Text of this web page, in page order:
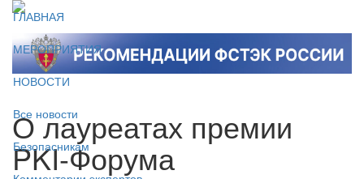
ГЛАВНАЯ
МЕРОПРИЯТИЯ
НОВОСТИ
Все новости
Безопасникам
О лауреатах премии
PKI-Форума